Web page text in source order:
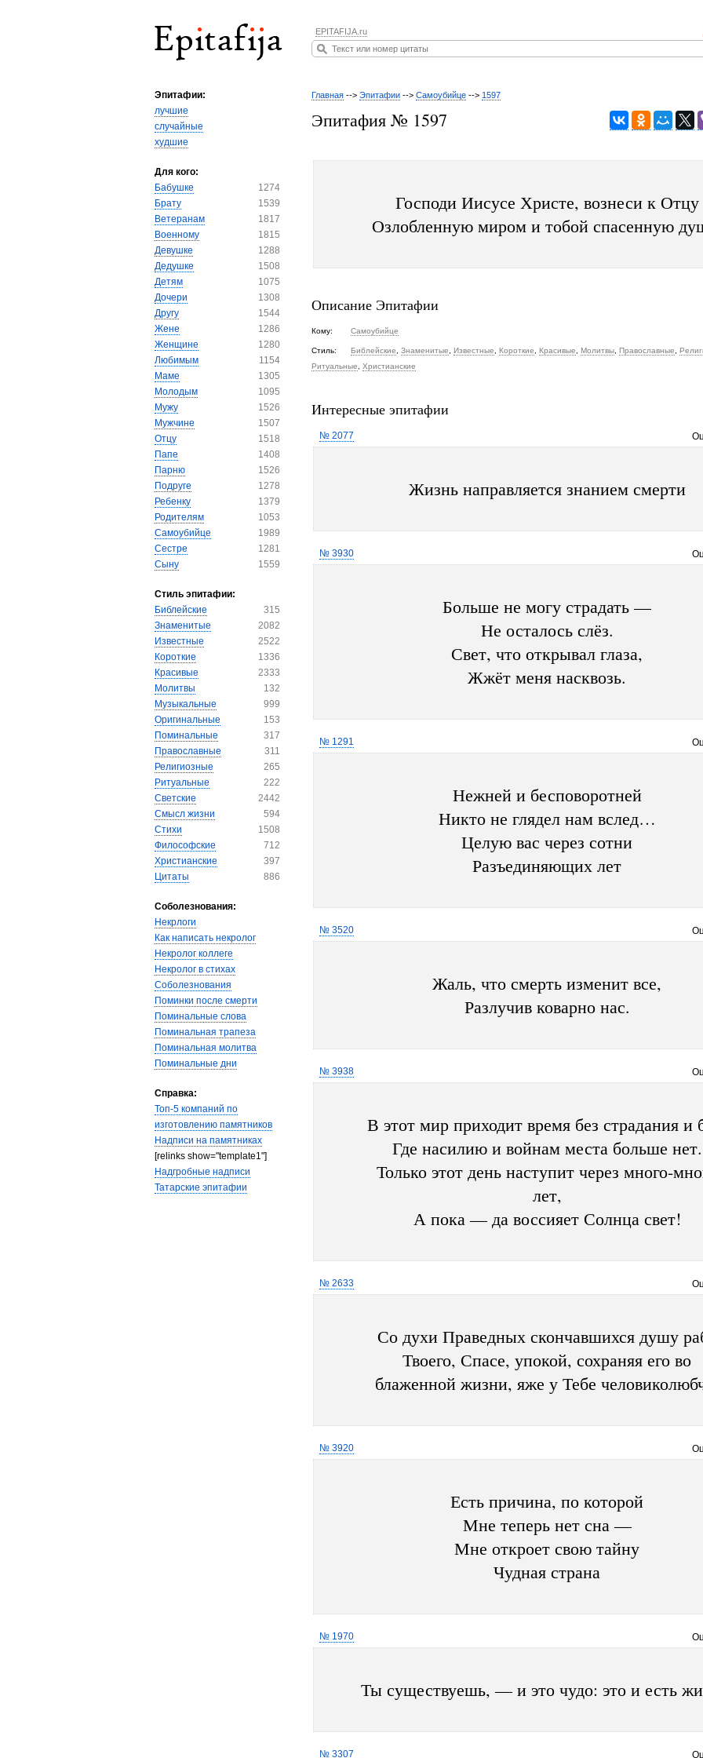
EPITAFIJA.ru
Эпитафии:
лучшие
случайные
худшие
Для кого:
Бабушке
1274
Брату
1539
Ветеранам
1817
Военному
1815
Девушке
1288
Дедушке
1508
Детям
1075
Дочери
1308
Другу
1544
Жене
1286
Женщине
1280
Любимым
1154
Маме
1305
Молодым
1095
Мужу
1526
Мужчине
1507
Отцу
1518
Папе
1408
Парню
1526
Подруге
1278
Ребенку
1379
Родителям
1053
Самоубийце
1989
Сестре
1281
Сыну
1559
Стиль эпитафии:
Библейские
315
Знаменитые
2082
Известные
2522
Короткие
1336
Красивые
2333
Молитвы
132
Музыкальные
999
Оригинальные
153
Поминальные
317
Православные
311
Религиозные
265
Ритуальные
222
Светские
2442
Смысл жизни
594
Стихи
1508
Философские
712
Христианские
397
Цитаты
886
Соболезнования:
Некрлоги
Как написать некролог
Некролог коллеге
Некролог в стихах
Соболезнования
Поминки после смерти
Поминальные слова
Поминальная трапеза
Поминальная молитва
Поминальные дни
Справка:
Топ-5 компаний по
изготовлению памятников
Надписи на памятниках
[relinks show="template1"]
Надгробные надписи
Татарские эпитафии
Главная --> Эпитафии --> Самоубийце --> 1597
Эпитафия № 1597
Господи Иисусе Христе, вознеси к Отцу
Озлобленную миром и тобой спасенную
Описание Эпитафии
Кому: Самоубийце
Стиль: Библейские Знаменитые Известные Короткие Красивые Молитвы Православные
Ритуальные
Христианские
Интересные эпитафии
№ 2077
Жизнь направляется знанием смерти
№ 3930
Больше не могу страдать —
Не осталось слёз.
Свет, что открывал глаза,
Жжёт меня насквозь.
№ 1291
Нежней и бесповоротней
Никто не глядел нам вслед…
Целую вас через сотни
Разъединяющих лет
№ 3520
Жаль, что смерть изменит все,
Разлучив коварно нас.
№ 3938
В этот мир приходит время без страдания и
Где насилию и войнам места больше нет.
Только этот день наступит через много-
лет,
А пока — да воссияет Солнца свет!
№ 2633
Со духи Праведных скончавшихся душу
Твоего, Спасе, упокой, сохраняя его во
блаженной жизни, яже у Тебе
№ 3920
Есть причина, по которой
Мне теперь нет сна —
Мне откроет свою тайну
Чудная страна
№ 1970
Ты существуешь, — и это чудо: это и есть
№ 3307